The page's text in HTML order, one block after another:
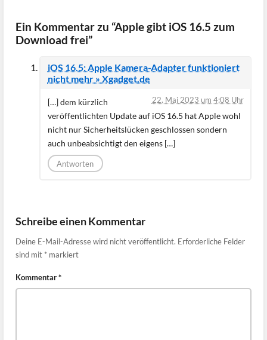
Ein Kommentar zu “Apple gibt iOS 16.5 zum
Download frei”
iOS 16.5: Apple Kamera-Adapter funktioniert
nicht mehr » Xgadget.de
22. Mai 2023 um 4:08 Uhr
[…] dem kürzlich
veröffentlichten Update auf iOS 16.5 hat Apple wohl
nicht nur Sicherheitslücken geschlossen sondern
auch unbeabsichtigt den eigens […]
Antworten
Schreibe einen Kommentar
Deine E-Mail-Adresse wird nicht veröffentlicht. Erforderliche Felder
sind mit * markiert
Kommentar*